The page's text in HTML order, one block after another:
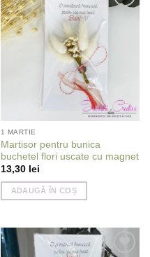
1 MARTIE
Martisor pentru bunica
buchetel flori uscate cu magnet
13,30 lei
ADAUGĂ ÎN COȘ